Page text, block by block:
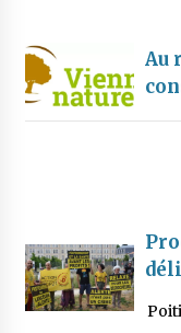
Au